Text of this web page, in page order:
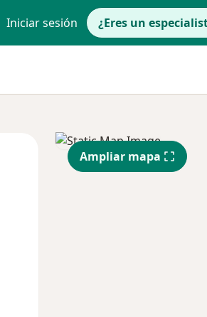
Iniciar sesión ¿Eres un
Vie
14 Ago
Sáb
15 Ago
Ampliar mapa